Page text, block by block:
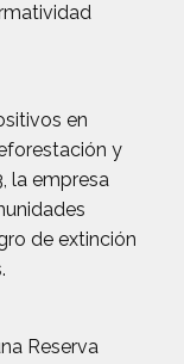
en
y
la empresa
de extinción
Reserva